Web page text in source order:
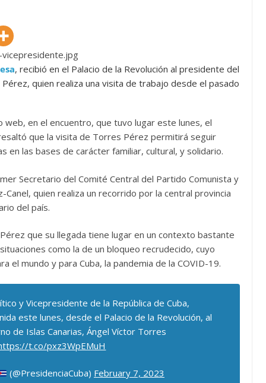
, recibió en el Palacio de la Revolución al presidente del
quien realiza una visita de trabajo desde el pasado
web, en el encuentro, que tuvo lugar este lunes, el
que la visita de Torres Pérez permitirá seguir
en las bases de carácter familiar, cultural, y solidario.
Secretario del Comité Central del Partido Comunista y
quien realiza un recorrido por la central provincia
del país.
que su llegada tiene lugar en un contexto bastante
como la de un bloqueo recrudecido, cuyo
el mundo y para Cuba, la pandemia de la COVID-19.
y Vicepresidente de la República de Cuba,
este lunes, desde el Palacio de la Revolución, al
de Islas Canarias, Ángel Víctor Torres
t.co/pxz3WpEMuH
(@PresidenciaCuba) February 7, 2023